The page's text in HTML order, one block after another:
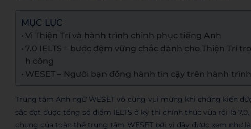
MỤC LỤC
Vi Thiện Trí và hành trình chinh phục tiếng Anh
7.0 IELTS – bước đệm vững chắc dành cho Thiện Trí
h công
WESET – Người bạn đồng hành tin cậy trên hành trình
Trung tâm Anh ngữ WESET vô cùng vui mừng khi chứng kiến
sắc đạt được tổng số điểm IELTS ở kỳ thi chính thức vừa rồi là
chung của toàn thể trung tâm WESET bởi vì đây được xem như